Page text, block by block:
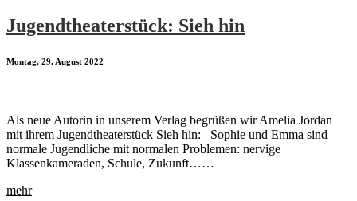
Jugendtheaterstück: Sieh hin
Montag, 29. August 2022
Als neue Autorin in unserem Verlag begrüßen wir Amelia Jordan
mit ihrem Jugendtheaterstück Sieh hin: Sophie und Emma sind
normale Jugendliche mit normalen Problemen: nervige
Klassenkameraden, Schule, Zukunft……
mehr